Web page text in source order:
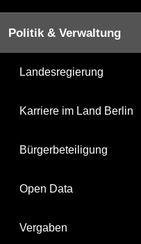
Politik & Verwaltung
Landesregierung
Karriere im Land Berlin
Bürgerbeteiligung
Open Data
Vergaben